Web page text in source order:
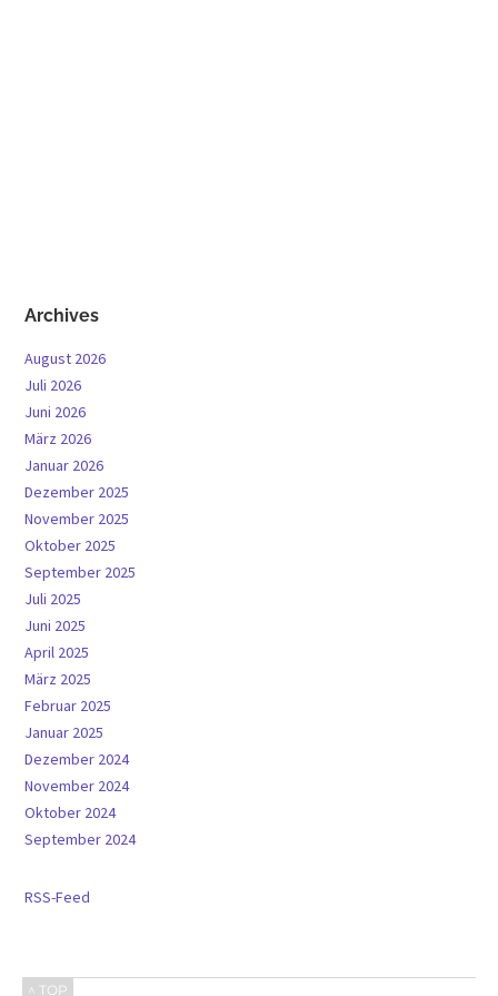
Archives
August 2026
Juli 2026
Juni 2026
März 2026
Januar 2026
Dezember 2025
November 2025
Oktober 2025
September 2025
Juli 2025
Juni 2025
April 2025
März 2025
Februar 2025
Januar 2025
Dezember 2024
November 2024
Oktober 2024
September 2024
RSS-Feed
^ TOP